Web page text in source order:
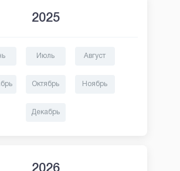
Первый займ
2025
Июль Август
Октябрь Ноябрь
Декабрь
2026